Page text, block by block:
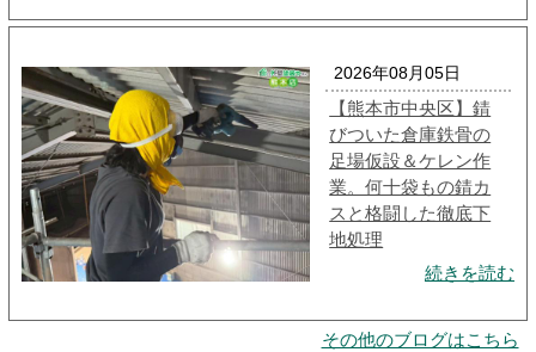
2026年08月05日
【熊本市中央区】錆
びついた倉庫鉄骨の
足場仮設＆ケレン作
業。何十袋もの錆カ
スと格闘した徹底下
地処理
続きを読む
その他のブログはこちら